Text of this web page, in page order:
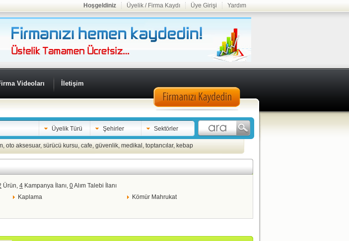
Hoşgeldiniz Üyelik / Firma Kaydı Üye Girişi Yardım
Videoları İletişim
Üyelik Türü Şehirler Sektörler
, oto aksesuar, sürücü kursu, cafe, güvenlik, medikal , toptancılar, kebap
Ürün, 4 Kampanya İlanı, 0Alım Talebi İlanı
Kaplama
Kömür Mahrukat